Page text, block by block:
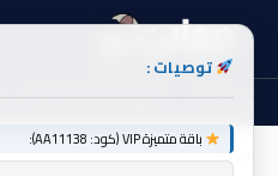
من نحن الشروط والأحكام
الرئيسية » وخصم
توصيات :
باقة متميزة VIP (كود: AA11138):